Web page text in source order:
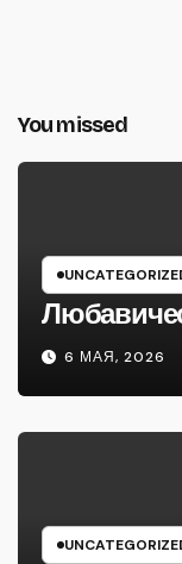
You missed
6 МАЯ, 2026